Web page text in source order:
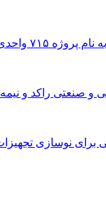
ملی خرم آباد
و صنعتی راکد و